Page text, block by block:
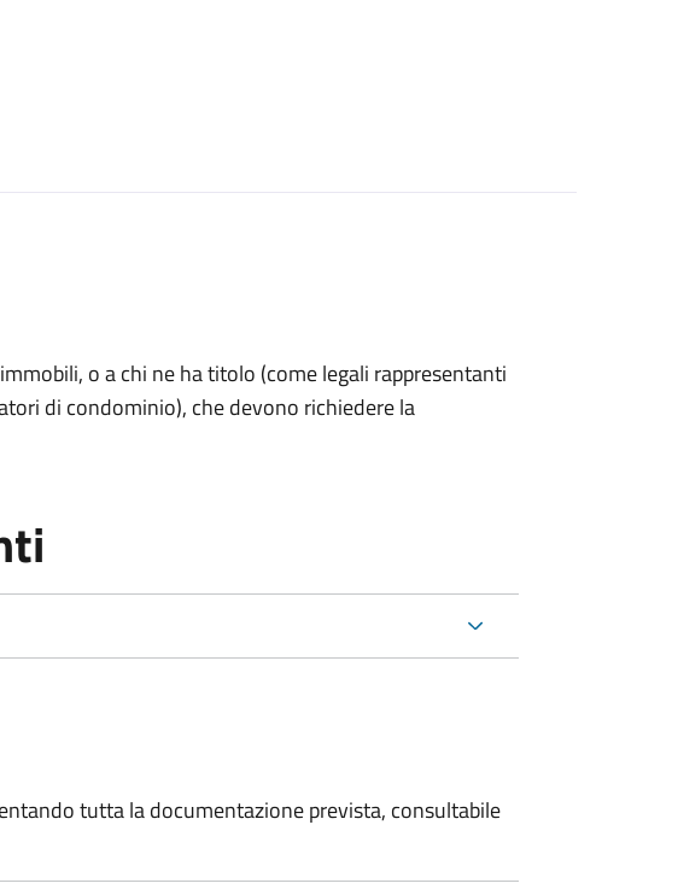
o a chi ne ha titolo (come legali rappresentanti
di condominio), che devono richiedere la
tutta la documentazione prevista, consultabile